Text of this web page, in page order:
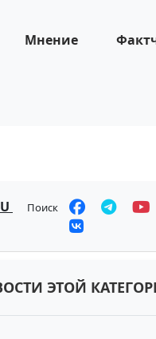
Мнение
Поиск
ЭТОЙ